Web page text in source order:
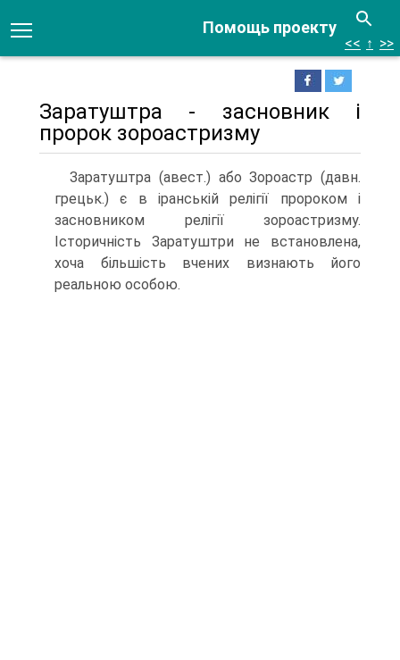
Помощь проекту
<< ↑ >>
Заратуштра - засновник і
пророк зороастризму
Заратуштра (авест.) або Зороастр (давн.
грецьк.) є в іранській релігії пророком і
засновником релігії зороастризму.
Історичність Заратуштри не встановлена,
хоча більшість вчених визнають його
реальною особою.